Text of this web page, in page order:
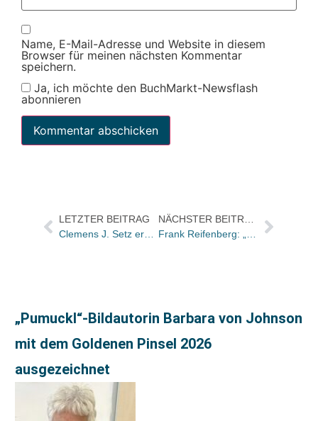
Name, E-Mail-Adresse und Website in diesem
Browser für meinen nächsten Kommentar
speichern.
Ja, ich möchte den BuchMarkt-Newsflash
abonnieren
LETZTER BEITRAG
Clemens J. Setz erhält den Großen Österreichischen Staatspreis 2026
„Pumuckl“-Bildautorin Barbara von Johnson
mit dem Goldenen Pinsel 2026
ausgezeichnet